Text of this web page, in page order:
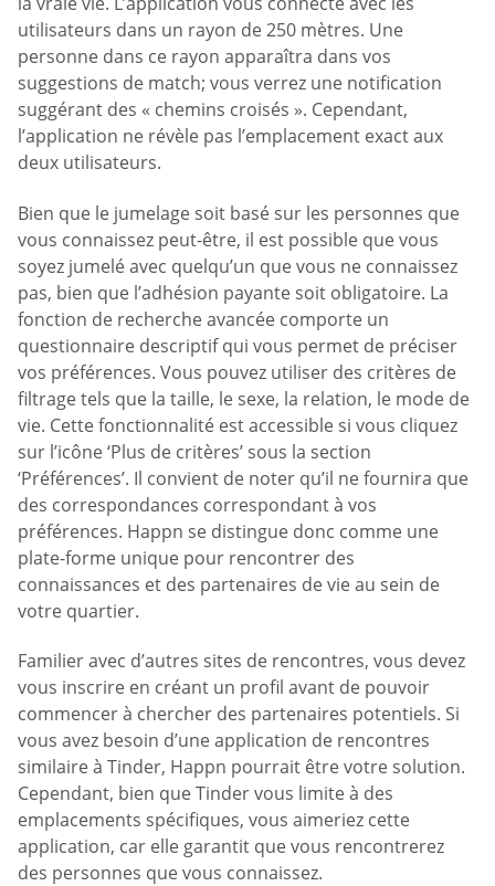
utilisateurs dans un rayon de 250 mètres. Une
personne dans ce rayon apparaîtra dans vos
suggestions de match; vous verrez une notification
suggérant des « chemins croisés ». Cependant,
l’application ne révèle pas l’emplacement exact aux
deux utilisateurs.
Bien que le jumelage soit basé sur les personnes que
vous connaissez peut-être, il est possible que vous
soyez jumelé avec quelqu’un que vous ne connaissez
pas, bien que l’adhésion payante soit obligatoire. La
fonction de recherche avancée comporte un
questionnaire descriptif qui vous permet de préciser
vos préférences. Vous pouvez utiliser des critères de
filtrage tels que la taille, le sexe, la relation, le mode de
vie. Cette fonctionnalité est accessible si vous cliquez
sur l’icône ‘Plus de critères’ sous la section
‘Préférences’. Il convient de noter qu’il ne fournira que
des correspondances correspondant à vos
préférences. Happn se distingue donc comme une
plate-forme unique pour rencontrer des
connaissances et des partenaires de vie au sein de
votre quartier.
Familier avec d’autres sites de rencontres, vous devez
vous inscrire en créant un profil avant de pouvoir
commencer à chercher des partenaires potentiels. Si
vous avez besoin d’une application de rencontres
similaire à Tinder, Happn pourrait être votre solution.
Cependant, bien que Tinder vous limite à des
emplacements spécifiques, vous aimeriez cette
application, car elle garantit que vous rencontrerez
des personnes que vous connaissez.